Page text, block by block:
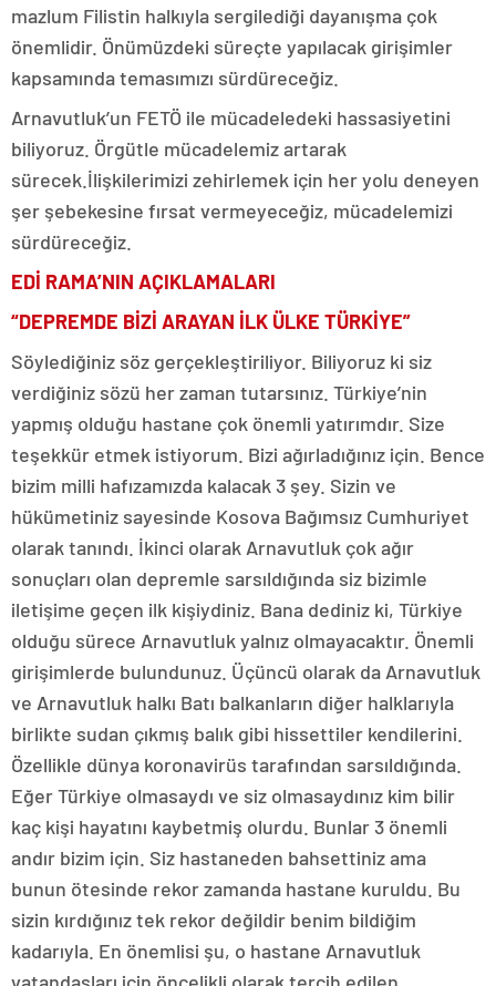
mazlum Filistin halkıyla sergilediği dayanışma çok
önemlidir. Önümüzdeki süreçte yapılacak girişimler
kapsamında temasımızı sürdüreceğiz.
Arnavutluk’un FETÖ ile mücadeledeki hassasiyetini
biliyoruz. Örgütle mücadelemiz artarak
sürecek.İlişkilerimizi zehirlemek için her yolu deneyen
şer şebekesine fırsat vermeyeceğiz, mücadelemizi
sürdüreceğiz.
EDİ RAMA’NIN AÇIKLAMALARI
“DEPREMDE BİZİ ARAYAN İLK ÜLKE TÜRKİYE”
Söylediğiniz söz gerçekleştiriliyor. Biliyoruz ki siz
verdiğiniz sözü her zaman tutarsınız. Türkiye’nin
yapmış olduğu hastane çok önemli yatırımdır. Size
teşekkür etmek istiyorum. Bizi ağırladığınız için. Bence
bizim milli hafızamızda kalacak 3 şey. Sizin ve
hükümetiniz sayesinde Kosova Bağımsız Cumhuriyet
olarak tanındı. İkinci olarak Arnavutluk çok ağır
sonuçları olan depremle sarsıldığında siz bizimle
iletişime geçen ilk kişiydiniz. Bana dediniz ki, Türkiye
olduğu sürece Arnavutluk yalnız olmayacaktır. Önemli
girişimlerde bulundunuz. Üçüncü olarak da Arnavutluk
ve Arnavutluk halkı Batı balkanların diğer halklarıyla
birlikte sudan çıkmış balık gibi hissettiler kendilerini.
Özellikle dünya koronavirüs tarafından sarsıldığında.
Eğer Türkiye olmasaydı ve siz olmasaydınız kim bilir
kaç kişi hayatını kaybetmiş olurdu. Bunlar 3 önemli
andır bizim için. Siz hastaneden bahsettiniz ama
bunun ötesinde rekor zamanda hastane kuruldu. Bu
sizin kırdığınız tek rekor değildir benim bildiğim
kadarıyla. En önemlisi şu, o hastane Arnavutluk